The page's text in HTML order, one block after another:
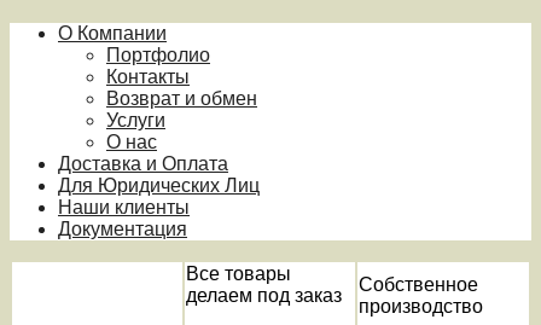
О Компании
Портфолио
Контакты
Возврат и обмен
Услуги
О нас
Доставка и Оплата
Для Юридических Лиц
Наши клиенты
Документация
Все товары
делаем под заказ
Собственное
производство